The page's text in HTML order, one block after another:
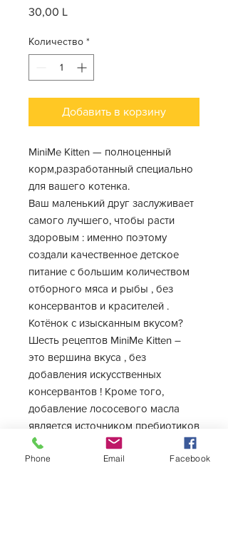
30,00 LЦена
Количество *
Добавить в корзину
MiniMe Kitten — полноценный
корм,разработанный специально
для вашего котенка.
Ваш маленький друг заслуживает
самого лучшего, чтобы расти
здоровым : именно поэтому
создали качественное детское
питание с большим количеством
отборного мяса и рыбы , без
консервантов и красителей .
Котёнок с изысканным вкусом?
Шесть рецептов MiniMe Kitten –
это вершина вкуса , без
добавления искусственных
консервантов ! Кроме того,
добавление лососевого масла
является источником пребиотиков
и антиоксидантов, полезных для
функции кишечника.
Phone Email Facebook